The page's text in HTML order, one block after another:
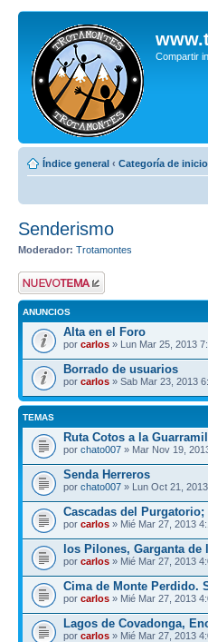
Compartir
Índice general ‹ Categoría de inicio
Senderismo
Moderador: Trotamontes
Publicar un nuevo
tema
ANUNCIOS
Alta en el Foro
por carlos » Lun Mar 25, 2013
Borrado de usuarios
por carlos » Sab Mar 23, 2013
TEMAS
Ruta Cotos a la
por chato007 » Mar Nov 19,
Senda Herreros
por chato007 » Lun Oct 21,
Cascadas del Purgatorio;
por carlos » Mié Mar 27, 2013
los Pilones, Garganta
por carlos » Mié Mar 27, 2013
Cima de Monte Perdido.
por carlos » Mié Mar 27, 2013
Lagos de Covadonga,
por carlos » Mié Mar 27, 2013